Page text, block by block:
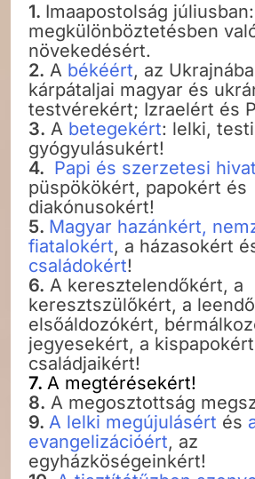
1. Imaapostolság
megkülönböztetésben
növekedésért.
2. A békéért, az
kárpátaljai magyar és
testvérekért; Izraelért és
3. A betegekért: lelki, testi
gyógyulásukért!
4. Papi és szerzetesi
püspökökért, papokért és
diakónusokért!
5. Magyar hazánkért,
fiatalokért, a házasokért
családokért!
6. A keresztelendőkért, a
keresztszülőkért, a leendő
elsőáldozókért,
jegyesekért, a
családjaikért!
7. A megtérésekért!
8. A megosztottság
9. A lelki megújulásért és
evangelizációért, az
egyházköségeinkért!